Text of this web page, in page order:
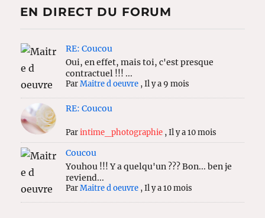
EN DIRECT DU FORUM
RE: Coucou
Oui, en effet, mais toi, c'est presque
contractuel !!! ...
ParMaitre d oeuvre,Il y a 9 mois
RE: Coucou
Parintime_photographie,Il y a 10 mois
Coucou
Youhou !!! Y a quelqu'un ??? Bon... ben je
reviend...
ParMaitre d oeuvre,Il y a 10 mois